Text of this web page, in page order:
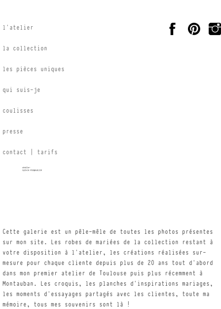
l’atelier
la collection
les pièces uniques
qui suis-je
coulisses
presse
contact | tarifs
Cette galerie est un pêle-mêle de toutes les photos présentes
sur mon site. Les robes de mariées de la collection restant à
votre disposition à l’atelier, les créations réalisées sur-
mesure pour chaque cliente depuis plus de 20 ans tout d’abord
dans mon premier atelier de Toulouse puis plus récemment à
Montauban. Les croquis, les planches d’inspirations mariages,
les moments d’essayages partagés avec les clientes, toute ma
mémoire, tous mes souvenirs sont là !